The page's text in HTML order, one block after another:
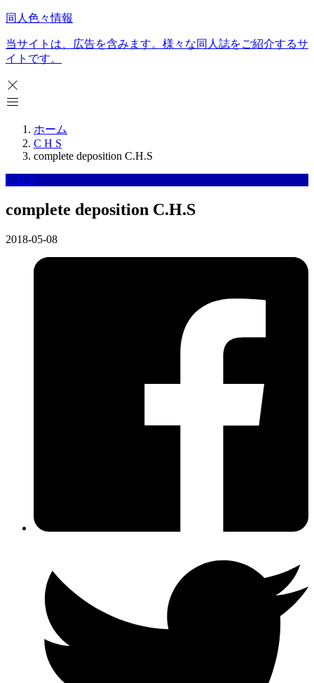
同人色々情報
当サイトは、広告を含みます。様々な同人誌をご紹介するサ
イトです。
ホーム
C H S
complete deposition C.H.S
C H S
complete deposition C.H.S
2018-05-08